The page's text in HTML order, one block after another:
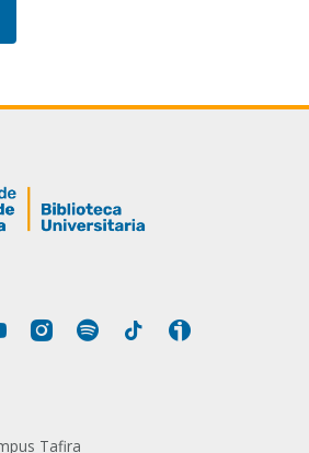
YouTubeInstagram
Spotify Tiktok
Tafira